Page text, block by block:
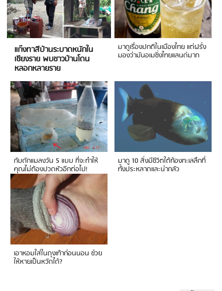
แก๊งทาสีบ้านระบาดหนักใน
เชียงราย พบชาวบ้านโดน
หลอกหลายราย
มาดูเรื่องปกติในเมืองไทย แต่ฝรั่ง
มองว่ามันอเมซิ่งไทยแลนด์มาก
กับดักแมลงวัน 5 แบบ ที่จะทำให้
คุณไม่ต้องปวดหัวอีกต่อไป!
มาดู 10 สิ่งมีชีวิตใต้ท้องทะเลลึกที่
ทั้งประหลาดและน่ากลัว
เอาหอมใส่ในถุงเท้าก่อนนอน ช่วย
ให้หายเป็นหวัดได้?